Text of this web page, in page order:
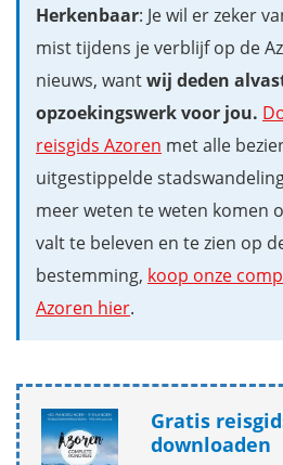
Herkenbaar: Je wil er zeker
mist tijdens je verblijf op de
nieuws, wantwij deden
opzoekingswerk voor jou.
reisgids Azoren met alle
uitgestippelde
meer weten te weten komen
valt te beleven en te zien op
bestemming, koop onze
Azoren hier.
Gratis
downloaden